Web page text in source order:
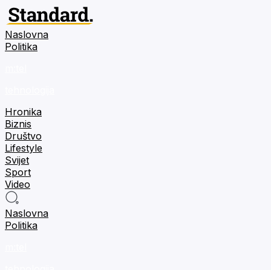
Naslovna
Politika
Hronika
Biznis
Društvo
Lifestyle
Svijet
Sport
Video
Naslovna
Politika